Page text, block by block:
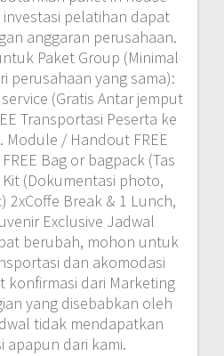
pelatihan dapat
anggaran perusahaan.
Paket Group (Minimal
perusahaan yang sama):
(Gratis Antar jemput
Transportasi Peserta ke
/ Handout FREE
Bag or bagpack (Tas
(Dokumentasi photo,
2xCoffe Break & 1 Lunch,
Exclusive Jadwal
berubah, mohon untuk
dan akomodasi
konfirmasi dari Marketing
yang disebabkan oleh
tidak mendapatkan
apapun dari kami.